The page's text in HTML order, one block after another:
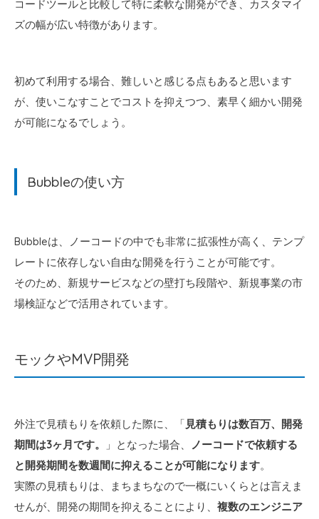
コードツールと比較して特に柔軟な開発ができ、カスタマイ
ズの幅が広い特徴があります。
初めて利用する場合、難しいと感じる点もあると思います
が、使いこなすことでコストを抑えつつ、素早く細かい開発
が可能になるでしょう。
Bubbleの使い方
Bubbleは、ノーコードの中でも非常に拡張性が高く、テンプ
レートに依存しない自由な開発を行うことが可能です。
そのため、新規サービスなどの壁打ち段階や、新規事業の市
場検証などで活用されています。
モックやMVP開発
外注で見積もりを依頼した際に、「 見積もりは数百万、開発
期間は3ヶ月です。
」となった場合、
ノーコードで依頼する
と開発期間を数週間に抑えることが可能になります。
実際の見積もりは、まちまちなので一概にいくらとは言えま
せんが、開発の期間を抑えることにより、 複数のエンジニア